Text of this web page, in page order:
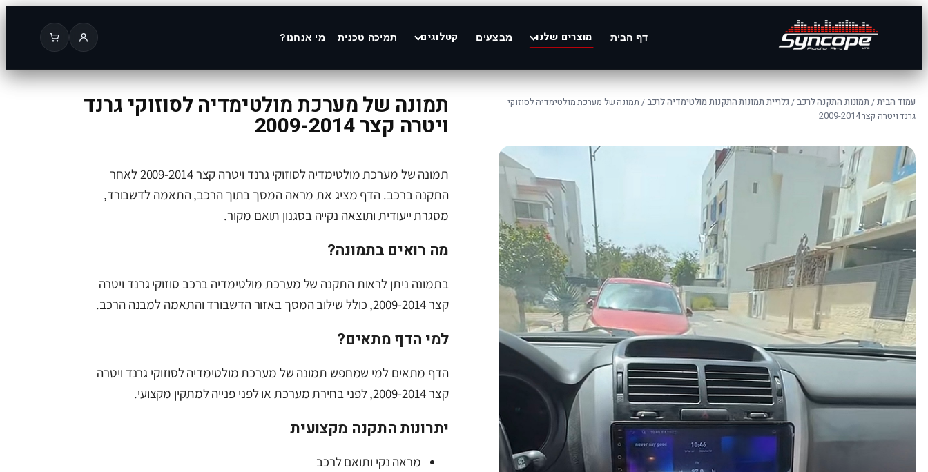
דף הבית מוצרים שלנו מבצעים קטלוגים תמיכה טכנית מי אנחנו?
עמוד הבית/ תמונות התקנה לרכב/גלריית תמונות התקנות מולטימדיה לרכב/ תמונה של מערכת מולטימדיה לסוזוקי
גרנד ויטרה קצר 2009-2014
תמונה של מערכת מולטימדיה לסוזוקי גרנד
ויטרה קצר 2009-2014
תמונה של מערכת מולטימדיה לסוזוקי גרנד ויטרה קצר 2009-2014 לאחר
התקנה ברכב. הדף מציג את מראה המסך בתוך הרכב, התאמה לדשבורד,
מסגרת ייעודית ותוצאה נקייה בסגנון תואם מקור.
מה רואים בתמונה?
בתמונה ניתן לראות התקנה של מערכת מולטימדיה ברכב סוזוקי גרנד ויטרה
קצר 2009-2014, כולל שילוב המסך באזור הדשבורד והתאמה למבנה הרכב.
למי הדף מתאים?
הדף מתאים למי שמחפש תמונה של מערכת מולטימדיה לסוזוקי גרנד ויטרה
קצר 2009-2014, לפני בחירת מערכת או לפני פנייה למתקין מקצועי.
יתרונות התקנה מקצועית
מראה נקי ותואם לרכב